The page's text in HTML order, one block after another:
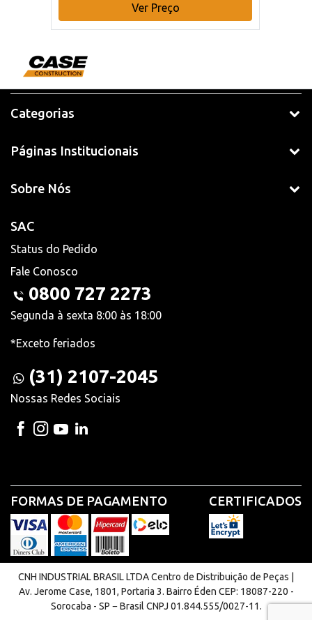
Ver Preço
Categorias
Páginas Institucionais
Sobre Nós
SAC
Status do Pedido
Fale Conosco
0800 727 2273
Segunda à sexta 8:00 às 18:00
*Exceto feriados
(31) 2107-2045
Nossas Redes Sociais
FORMAS DE PAGAMENTO CERTIFICADOS
CNH INDUSTRIAL BRASIL LTDA Centro de Distribuição de Peças |
Av. Jerome Case, 1801, Portaria 3. Bairro Éden CEP: 18087-220 -
Sorocaba - SP − Brasil CNPJ 01.844.555/0027-11.